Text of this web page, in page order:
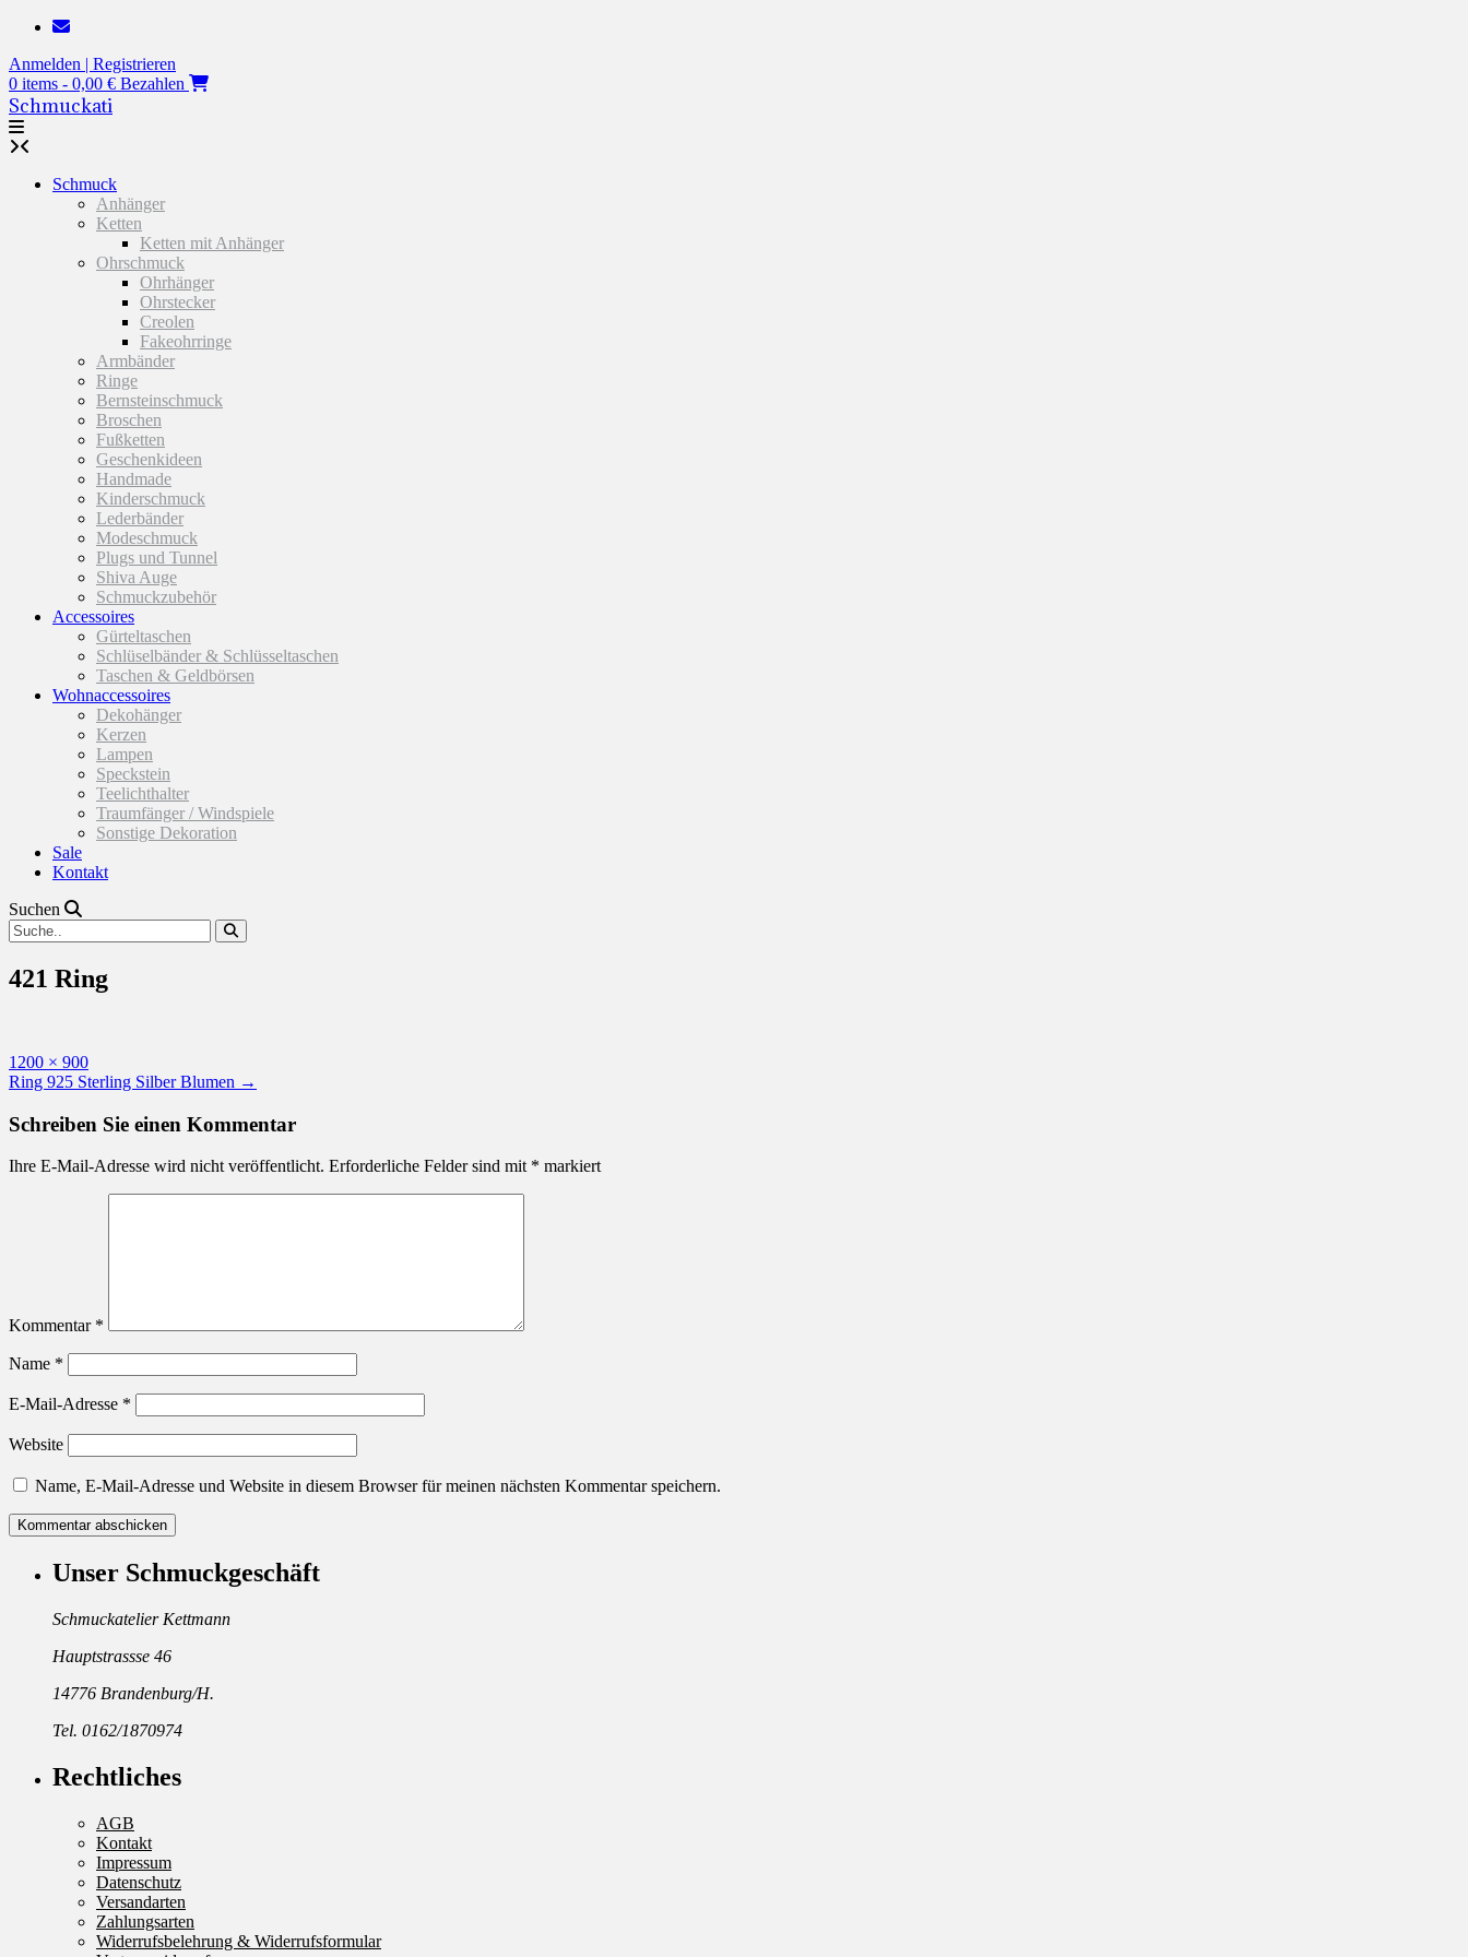
Zum
springen
Anmelden | Registrieren
0 items - 0,00 € Bezahlen
Schmuckati
Schmuck
Anhänger
Ketten
Ketten mit Anhänger
Ohrschmuck
Ohrhänger
Ohrstecker
Creolen
Fakeohrringe
Armbänder
Ringe
Bernsteinschmuck
Broschen
Fußketten
Geschenkideen
Handmade
Kinderschmuck
Lederbänder
Modeschmuck
Plugs und Tunnel
Shiva Auge
Schmuckzubehör
Accessoires
Gürteltaschen
Schlüselbänder & Schlüsseltaschen
Taschen & Geldbörsen
Wohnaccessoires
Dekohänger
Kerzen
Lampen
Speckstein
Teelichthalter
Traumfänger / Windspiele
Sonstige Dekoration
Sale
Kontakt
Suchen
421 Ring
Originalgröße
1200 × 900
Beitragsnavigation
Ring 925 Sterling Silber Blumen →
Schreiben Sie einen Kommentar
Ihre E-Mail-Adresse wird nicht veröffentlicht. Erforderliche Felder sind mit * markiert
Kommentar *
Name *
E-Mail-Adresse *
Website
Name, E-Mail-Adresse und Website in diesem Browser für meinen nächsten Kommentar speichern.
Unser Schmuckgeschäft
Schmuckatelier Kettmann
Hauptstrassse 46
14776 Brandenburg/H.
Tel. 0162/1870974
Rechtliches
AGB
Kontakt
Impressum
Datenschutz
Versandarten
Zahlungsarten
Widerrufsbelehrung & Widerrufsformular